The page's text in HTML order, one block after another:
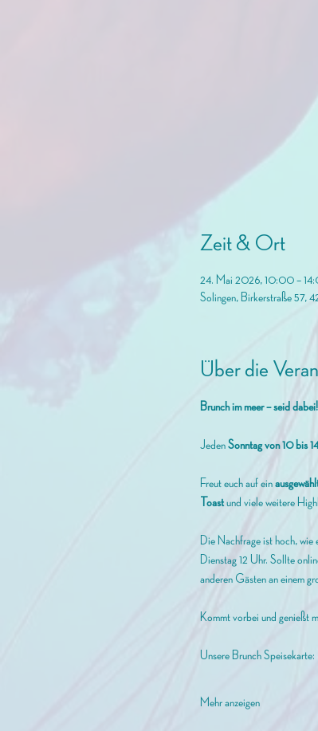
Zeit & Ort
24. Mai 2026, 10:00 –
Solingen, Birkerstraße 57,
Über die
Brunch im meer – seid dabei!
Jeden Sonntag von 10 bis
Freut euch auf ein
Toast und viele weitere
Die Nachfrage ist hoch, wie
Dienstag 12 Uhr. Sollte
anderen Gästen an einem
Kommt vorbei und genießt
Unsere Brunch Speisekarte:
Mehr anzeigen